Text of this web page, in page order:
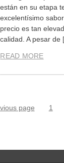
están en su etapa
excelentísimo
precio es tan
calidad. A pesar
READ MORE
page 1